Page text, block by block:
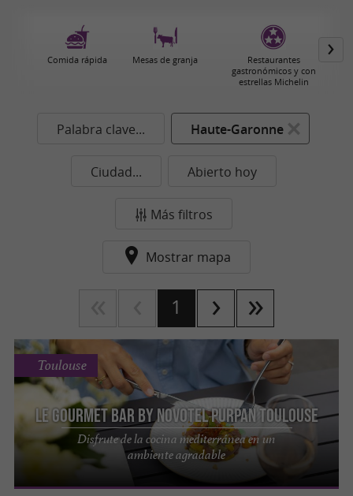
Comida rápida Mesas de granja
Restaurantes
gastronómicos y con
estrellas Michelin
Palabra clave... Haute-Garonne
Ciudad... Abierto hoy
Más filtros
Mostrar mapa
1
Le Gourmet Bar by Novotel Purpan Toulouse
Disfrute de la cocina mediterránea en un
ambiente agradable
Toulouse